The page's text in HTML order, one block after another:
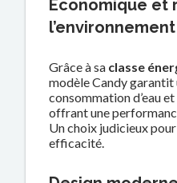
Économique et
l’environnement
Grâce à sa classe
modèle Candy garantit
consommation d’eau
offrant une
Un choix judicieux
efficacité.